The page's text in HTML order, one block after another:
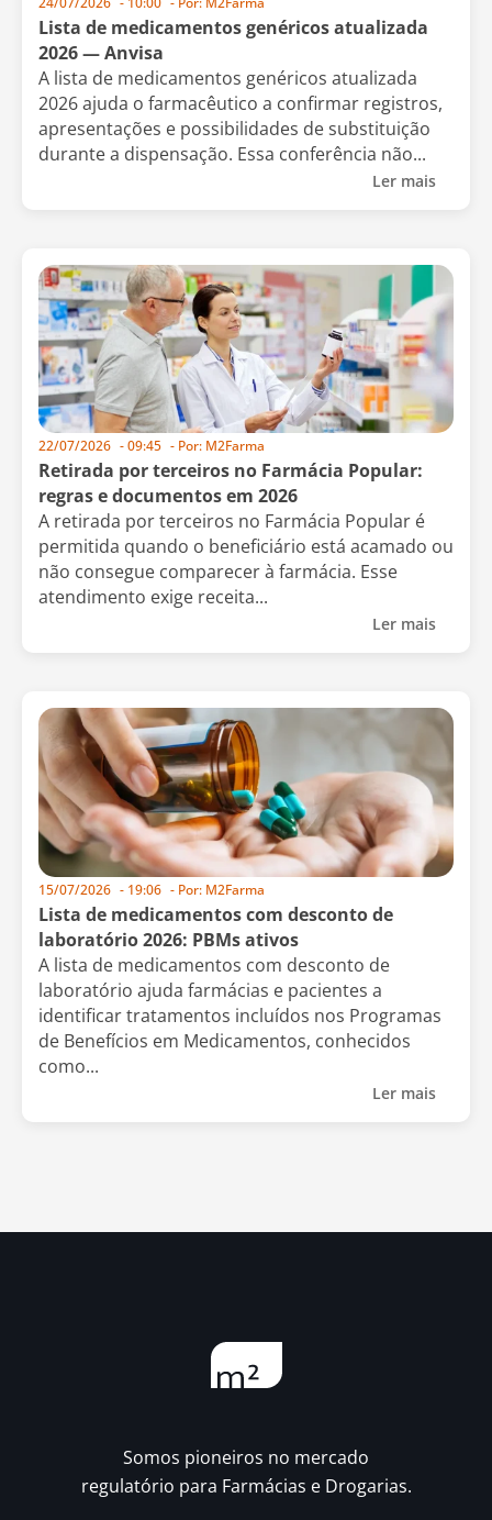
Lista de medicamentos genéricos atualizada
2026 — Anvisa
A lista de medicamentos genéricos atualizada
2026 ajuda o farmacêutico a confirmar registros,
apresentações e possibilidades de substituição
durante a dispensação. Essa conferência não...
Ler mais
22/07/2026 -09:45 - Por: M2Farma
Retirada por terceiros no Farmácia Popular:
regras e documentos em 2026
A retirada por terceiros no Farmácia Popular é
permitida quando o beneficiário está acamado ou
não consegue comparecer à farmácia. Esse
atendimento exige receita...
Ler mais
15/07/2026 - 19:06 - Por: M2Farma
Lista de medicamentos com desconto de
laboratório 2026: PBMs ativos
A lista de medicamentos com desconto de
laboratório ajuda farmácias e pacientes a
identificar tratamentos incluídos nos Programas
de Benefícios em Medicamentos, conhecidos
como...
Ler mais
Somos pioneiros no mercado
regulatório para Farmácias e Drogarias.